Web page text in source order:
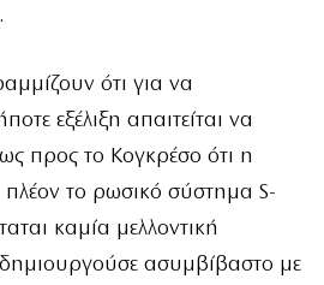
ότι για να
εξέλιξη απαιτείται να
προς το Κογκρέσο ότι η
πλέον το ρωσικό σύστημα S-
καμία μελλοντική
ασυμβίβαστο με